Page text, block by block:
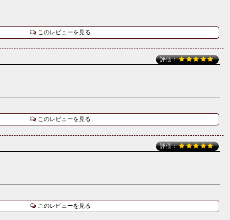
このレビューを見る
評価：
このレビューを見る
評価：
このレビューを見る